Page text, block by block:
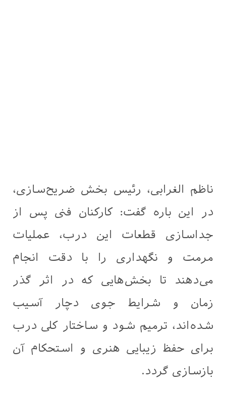
ناظم الغرابی، رئیس بخش ضریح‌سازی،
در این باره گفت: کارکنان فنی پس از
جداسازی قطعات این درب، عملیات
مرمت و نگهداری را با دقت انجام
می‌دهند تا بخش‌هایی که در اثر گذر
زمان و شرایط جوی دچار آسیب
شده‌اند، ترمیم شود و ساختار کلی درب
برای حفظ زیبایی هنری و استحکام آن
بازسازی گردد.